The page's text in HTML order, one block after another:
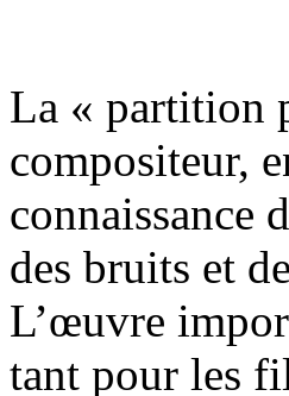
La « partition
compositeur,
connaissance
des bruits et
L’œuvre
tant pour les